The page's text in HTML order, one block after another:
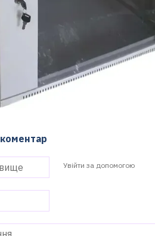
Увійти за допомогою